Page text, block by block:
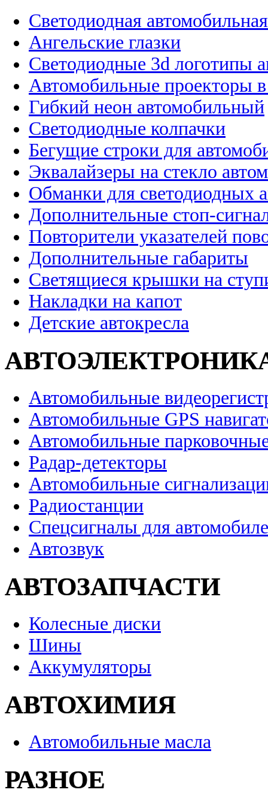
Светодиодная
Ангельские глазки
Светодиодные 3d логотипы
Автомобильные проекторы
Гибкий неон автомобильный
Светодиодные колпачки
Бегущие строки для
Эквалайзеры на стекло
Обманки для светодиодных
Дополнительные стоп-
Повторители указателей
Дополнительные габариты
Светящиеся крышки на
Накладки на капот
Детские автокресла
Автомобильные
Автомобильные GPS
Автомобильные
Радар-детекторы
Автомобильные
Радиостанции
Спецсигналы для
Автозвук
АВТОЗАПЧАСТИ
Колесные диски
Шины
Аккумуляторы
АВТОХИМИЯ
Автомобильные масла
РАЗНОЕ